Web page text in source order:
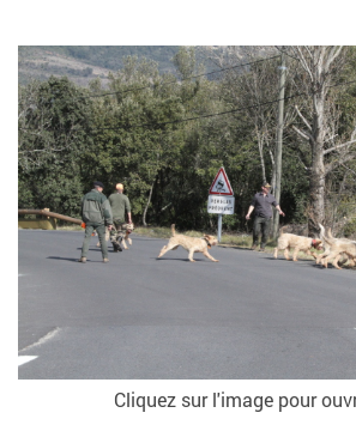
Cliquez sur l'image pour